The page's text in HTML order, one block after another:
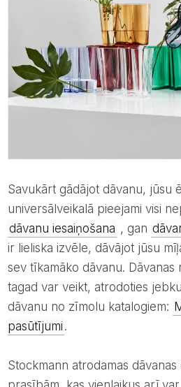
Savukārt gādājot dāvanu, jūsu ērtībām
universālveikalā pieejami visi
dāvanu iesaiņošana , gan
ir lieliska izvēle, dāvājot jūsu
sev tīkamāko dāvanu. Dāvanas
tagad var veikt, atrodoties
dāvanu no zīmolu katalogiem:
pasūtījumi .
Stockmann atrodamas dāvanas dažādām gaumēm un